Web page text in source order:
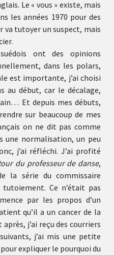
Le « vous » existe, mais
les années 1970 pour des
va tutoyer un suspect, mais
ont des opinions
dans les polars,
est importante, j’ai choisi
au début, car le décalage,
Et depuis mes débuts,
sur beaucoup de mes
on ne dit pas comme
une normalisation, un peu
j’ai réfléchi. J’ai profité
du professeur de danse,
la série du commissaire
Ce n’était pas
par les propos d’un
qu’il a un cancer de la
j’ai reçu des courriers
j’ai mis une petite
expliquer le pourquoi du